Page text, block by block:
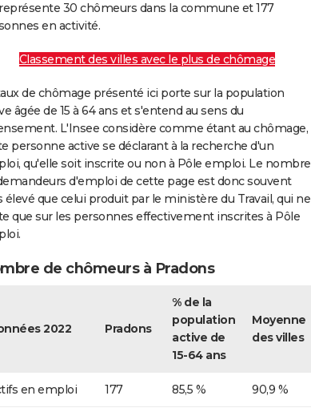
30 chômeurs dans la commune et 177
en activité.
Classement des villes avec le plus de chômage
de chômage présenté ici porte sur la population
âgée de 15 à 64 ans et s'entend au sens du
L'Insee considère comme étant au chômage,
personne active se déclarant à la recherche d'un
qu'elle soit inscrite ou non à Pôle emploi. Le nombre
d'emploi de cette page est donc souvent
élevé que celui produit par le ministère du Travail, qui ne
que sur les personnes effectivement inscrites à Pôle
de chômeurs à Pradons
2022 Pradons
% de la
population
active de
15-64 ans
Moyenne
des villes
en emploi 177 85,5 % 90,9 %